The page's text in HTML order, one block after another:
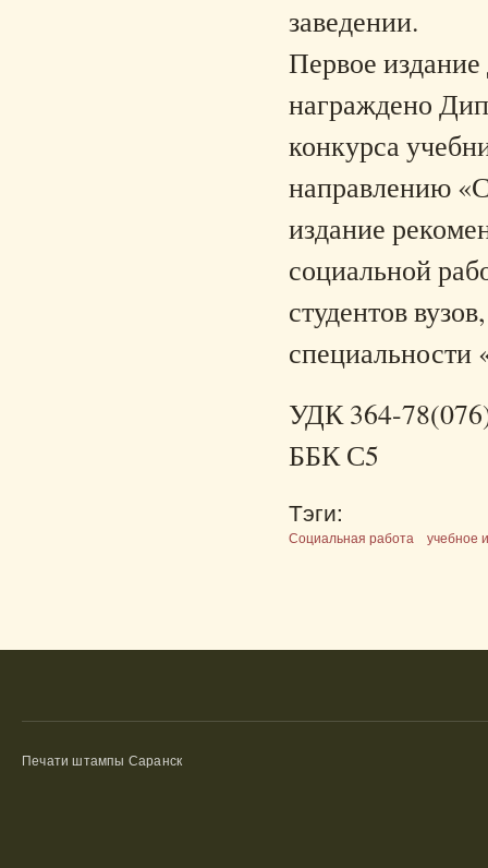
заведении.
Первое
награждено
конкурса
направлению
издание
социальной
студентов
специальности
УДК 364-
ББК С5
Тэги:
Социальная работа учебное
Печати штампы Саранск